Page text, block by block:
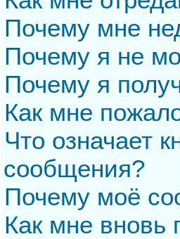
Почему мне
Почему я не
Почему я
Как мне
Что означает
сообщения?
Почему моё
Как мне вновь